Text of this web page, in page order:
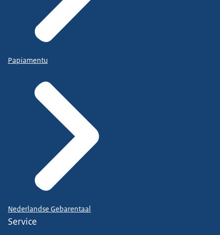
Papiamentu
Nederlandse Gebarentaal
Service